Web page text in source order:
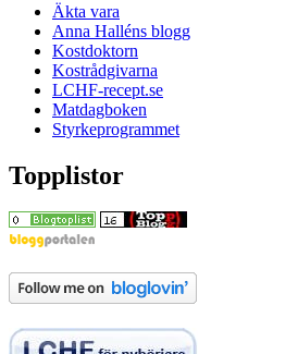
Äkta vara
Anna Halléns blogg
Kostdoktorn
Kostrådgivarna
LCHF-recept.se
Matdagboken
Styrkeprogrammet
Topplistor